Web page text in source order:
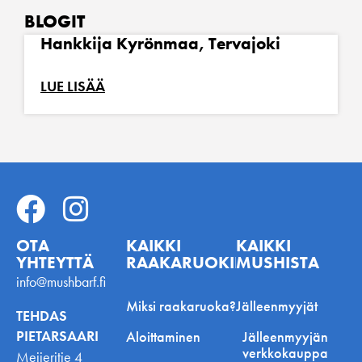
BLOGIT
Hankkija Kyrönmaa, Tervajoki
LUE LISÄÄ
OTA
YHTEYTTÄ
info@mushbarf.fi
TEHDAS
PIETARSAARI
Meijeritie 4
KAIKKI
RAAKARUOKINNASTA
Miksi raakaruoka?
Aloittaminen
KAIKKI
MUSHISTA
Jälleenmyyjät
Jälleenmyyjän
verkkokauppa